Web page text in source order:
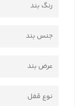
رنگ بند
جنس بند
عرض بند
نوع قفل